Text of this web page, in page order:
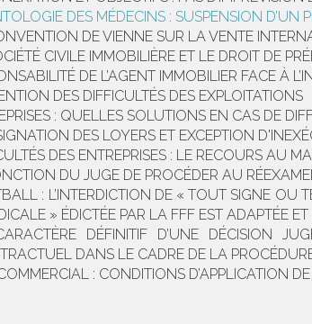
DES MÉDECINS : SUSPENSION D’UN
DE VIENNE SUR LA VENTE
CIVILE IMMOBILIÈRE ET LE DROIT DE
DE L’AGENT IMMOBILIER FACE À
DES DIFFICULTÉS DES EXPLOITATIONS
: QUELLES SOLUTIONS EN CAS DE
DES LOYERS ET EXCEPTION
DES ENTREPRISES : LE RECOURS AU
DU JUGE DE PROCÉDER AU
: L’INTERDICTION DE « TOUT SIGNE OU
» ÉDICTÉE PAR LA FFF EST ADAPTÉE
DÉFINITIF D’UNE DÉCISION
DANS LE CADRE DE LA
: CONDITIONS D’APPLICATION